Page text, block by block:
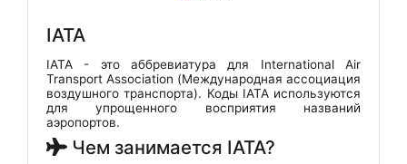
IATA
IATA - это аббревиатура для International Air
Transport Association (Международная ассоциация
воздушного транспорта). Коды IATA используются
для упрощенного восприятия названий
аэропортов.
Чем занимается IATA?